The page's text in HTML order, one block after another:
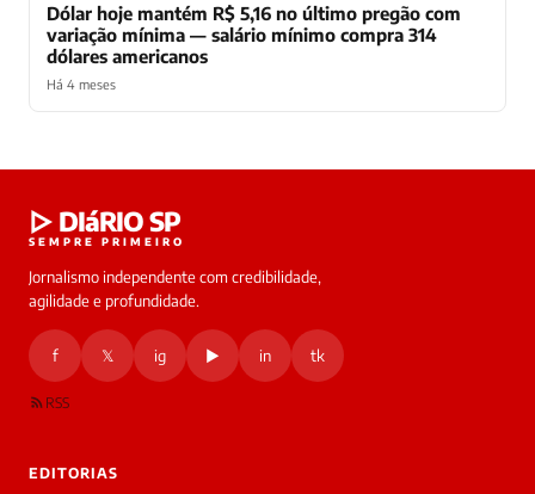
Dólar hoje mantém R$ 5,16 no último pregão com
variação mínima — salário mínimo compra 314
dólares americanos
Há 4 meses
online
▷ DIáRIO SP
SEMPRE PRIMEIRO
Jornalismo independente com credibilidade,
agilidade e profundidade.
f 𝕏 ig ▶ in tk
RSS
EDITORIAS